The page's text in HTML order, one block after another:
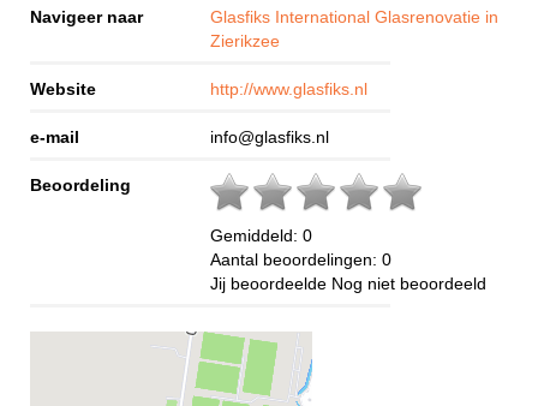
Navigeer naar
Glasfiks International Glasrenovatie in
Zierikzee
Website http://www.glasfiks.nl
e-mail info@glasfiks.nl
Beoordeling
Gemiddeld: 0
Aantal beoordelingen: 0
Jij beoordeelde Nog niet beoordeeld